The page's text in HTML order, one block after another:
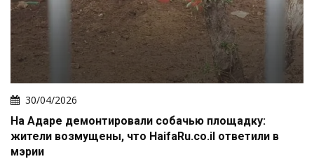
30/04/2026
На Адаре демонтировали собачью площадку:
жители возмущены, что HaifaRu.co.il ответили в
мэрии